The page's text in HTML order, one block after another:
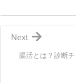
腸活とは？診断
Next